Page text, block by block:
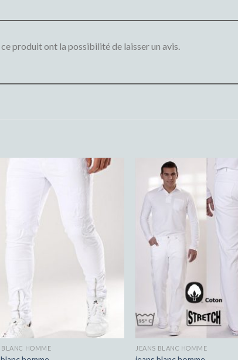
produit ont la possibilité de laisser un avis.
BLANC HOMME JEANS BLANC HOMME